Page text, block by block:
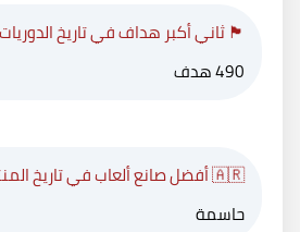
🏴󠁧󠁢󠁥󠁮󠁧󠁿 ثاني أكبر هداف في تاريخ
490 هدف
🇦🇷 أفضل صانع ألعاب في تاريخ المنتخبات :
حاسمة